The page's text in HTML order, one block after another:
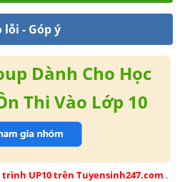
lỗi - Góp ý
Dành Cho Học
Thi Vào Lớp 10
UP10 trên Tuyensinh247.com .